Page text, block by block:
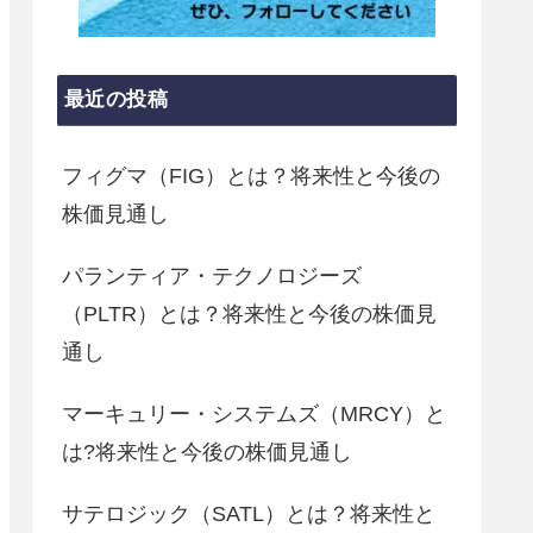
最近の投稿
フィグマ（FIG）とは？将来性と今後の
株価見通し
パランティア・テクノロジーズ
（PLTR）とは？将来性と今後の株価見
通し
マーキュリー・システムズ（MRCY）と
は?将来性と今後の株価見通し
サテロジック（SATL）とは？将来性と